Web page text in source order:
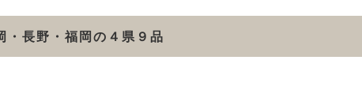
・長野・福岡の４県９品